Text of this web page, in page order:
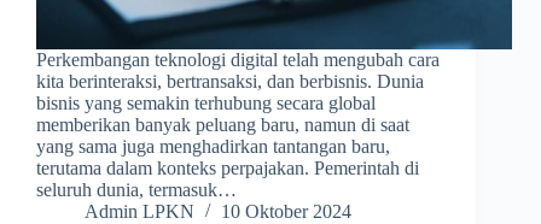
Perkembangan teknologi digital telah mengubah cara
kita berinteraksi, bertransaksi, dan berbisnis. Dunia
bisnis yang semakin terhubung secara global
memberikan banyak peluang baru, namun di saat
yang sama juga menghadirkan tantangan baru,
terutama dalam konteks perpajakan. Pemerintah di
seluruh dunia, termasuk…
Admin LPKN
10 Oktober 2024